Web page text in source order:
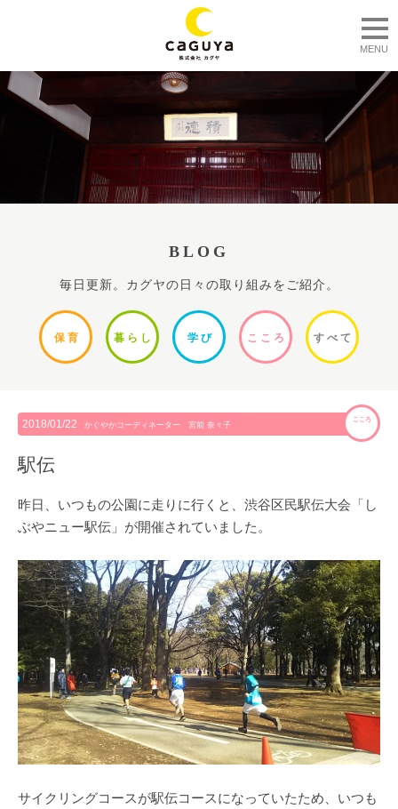
MENU
BLOG
毎日更新。カグヤの日々の取り組みをご紹介。
保 育 暮ら し 学 び ここ ろ すべて
2018/01/22 かぐやかコーディネーター 宮前 奈々子
こころ
駅伝
昨日、いつもの公園に走りに行くと、渋谷区民駅伝大会「し
ぶやニュー駅伝」が開催されていました。
サイクリングコースが駅伝コースになっていたため、いつも